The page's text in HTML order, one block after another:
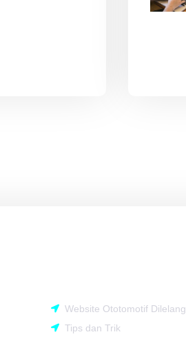
Website Ototomotif Dilelang
Tips dan Trik